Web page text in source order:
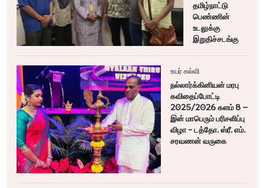
தமிழ்நாட்டு
பெண்ணின்
உடலுக்கு
இறுதிச்சடங்கு
உயர் கல்வி
நல்லார்க்கினியன் மரபு
கவிதைப்போட்டி
2025/2026 களம் 8 –
இன் மாபெரும் பரிசளிப்பு
விழா - டத்தோ. ஸ்ரீ. எம்.
சரவணன் வருகை